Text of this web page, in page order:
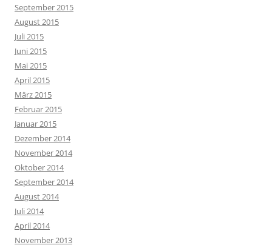
September 2015
August 2015
Juli 2015
Juni 2015
Mai 2015
April 2015
März 2015
Februar 2015
Januar 2015
Dezember 2014
November 2014
Oktober 2014
September 2014
August 2014
Juli 2014
April 2014
November 2013